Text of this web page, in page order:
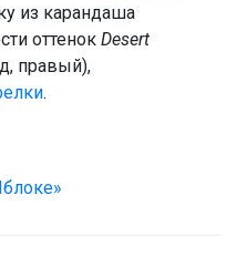
из карандаша
оттенок Desert
правый),
.